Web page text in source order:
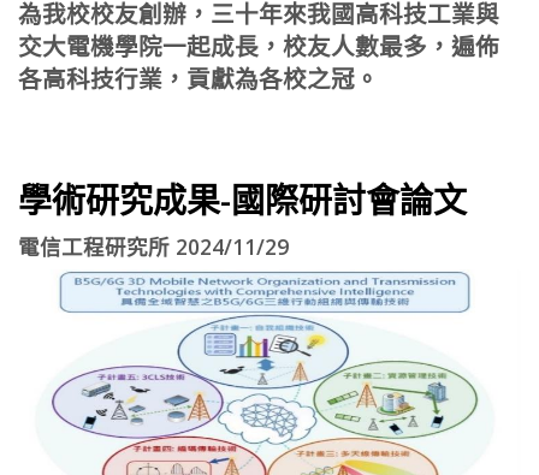
為我校校友創辦，三十年來我國高科技工業與
交大電機學院一起成長，校友人數最多，遍佈
各高科技行業，貢獻為各校之冠。
學術研究成果-國際研討會論文
電信工程研究所 2024/11/29